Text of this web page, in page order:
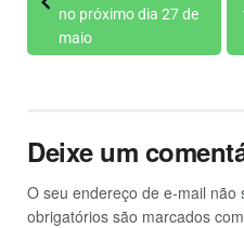
no próximo dia 27 de
maio
Deixe um
O seu endereço de e-mail não
obrigatórios são marcados com